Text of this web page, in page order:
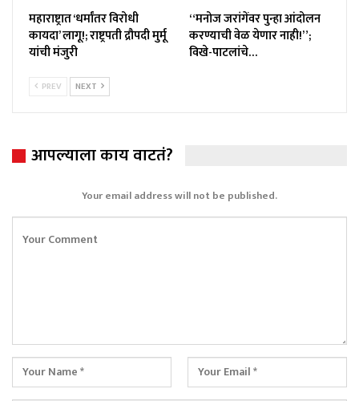
महाराष्ट्रात ‘धर्मांतर विरोधी
कायदा’ लागू!; राष्ट्रपती द्रौपदी मुर्मू
यांची मंजुरी
“मनोज जरांगेंवर पुन्हा आंदोलन
करण्याची वेळ येणार नाही!”;
विखे-पाटलांचे…
PREV NEXT
आपल्याला काय वाटतं?
Your email address will not be published.